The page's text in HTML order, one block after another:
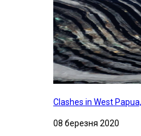
Clashes in West
08 березня 2020